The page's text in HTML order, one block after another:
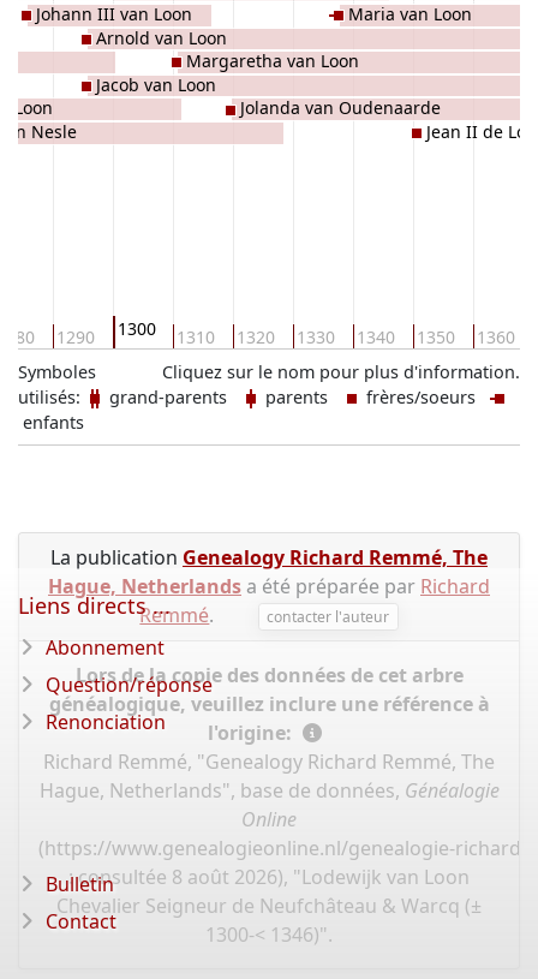
1290 1300 1310 1320 1330 1340 1350 1360
Loon
Nesle
Johann III van Loon
Arnold van Loon
Jacob van Loon
Margaretha van Loon
Jolanda van Oudenaarde
Maria van Loon
Jean II de
Cliquez sur le nom pour plus d'information.
Symboles
utilisés:
grand-parents parents
frères/soeurs
enfants
La publication Genealogy Richard Remmé, The
Hague, Netherlandsa été préparée par Richard
Remmé. contacter l'auteur
Lors de la copie des données de cet arbre
généalogique, veuillez inclure une référence à
l'origine:
Richard Remmé, "Genealogy Richard Remmé, The
Hague, Netherlands", base de données, Généalogie
Online
(https://www.genealogieonline.nl/genealogie-richard-
: consultée 8 août 2026), "Lodewijk van Loon
Chevalier Seigneur de Neufchâteau & Warcq (±
1300-< 1346)".
Liens directs ...
Abonnement
Question/réponse
Renonciation
Bulletin
Contact